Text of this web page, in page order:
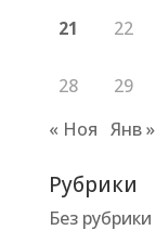
21 22
28 29
« Ноя Янв »
Рубрики
Без рубрики